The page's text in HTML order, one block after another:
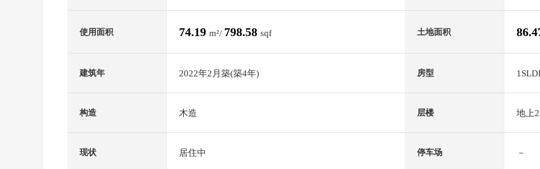
使用面积 74.19 m²/ 798.58 sqf 土地面积
建筑年 2022年2月築(築4年) 房型
构造 木造 层楼 地上
现状 居住中 停车场 －